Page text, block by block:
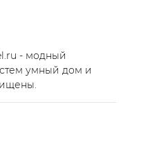
- модный
умный дом и